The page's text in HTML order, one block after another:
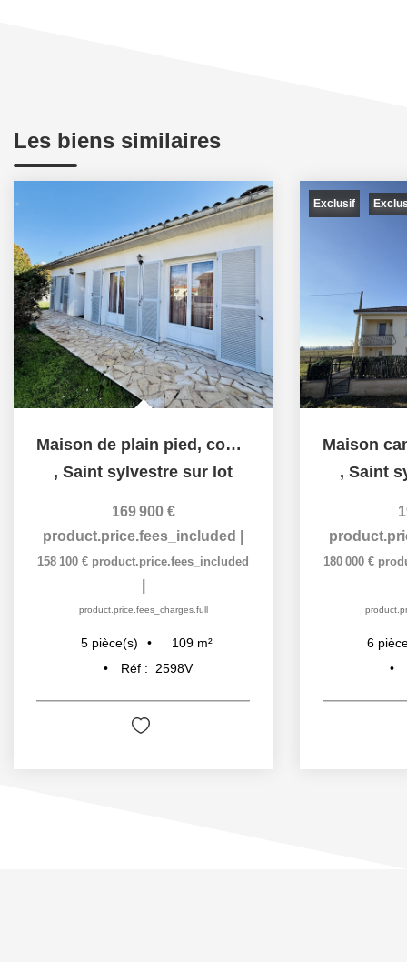
Les biens similaires
Maison de plain pied, commodités accessibles à pied
, Saint sylvestre sur lot
169 900 €
product.price.fees_included
158 100 € product.price.fees_included
product.price.fees_charges.full
5 pièce(s) 109 m²
Réf :
2598V
Exclusif
, Saint
180 000 €
6